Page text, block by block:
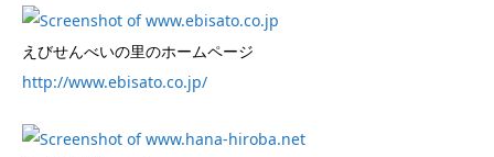
えびせんべいの里のホームページ
http://www.ebisato.co.jp/